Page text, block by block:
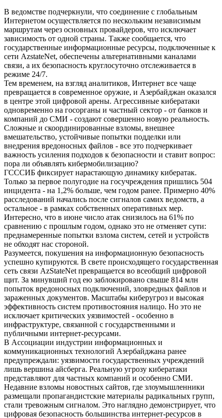
В ведомстве подчеркнули, что соединение с глобальным
Интернетом осуществляется по нескольким независимым
маршрутам через основных провайдеров, что исключает
зависимость от одной страны. Также сообщается, что
государственные информационные ресурсы, подключенные к
сети AzstateNet, обеспечены альтернативными каналами
связи, а их безопасность круглосуточно отслеживается в
режиме 24/7.
Тем временем, на взгляд аналитиков, Интернет все чаще
превращается в современное оружие, и Азербайджан оказался
в центре этой цифровой арены. Агрессивные кибератаки
одновременно на госорганы и частный сектор - от банков и
компаний до СМИ - создают совершенно новую реальность.
Сложные и скоординированные взломы, внешнее
вмешательство, устойчивые попытки подделки или
внедрения вредоносных файлов - все это подчеркивает
важность усиления подходов к безопасности и ставит вопрос:
пора ли объявлять кибермобилизацию?
ГСССИБ фиксирует нарастающую динамику кибератак.
Только за первое полугодие на госучреждения пришлись 504
инцидента - на 1,2% больше, чем годом ранее. Примерно 40%
расследований начались после сигналов самих ведомств, а
остальное - в рамках собственных оперативных мер.
Интересно, что в июне число атак снизилось на 61% по
сравнению с прошлым годом, однако это не отменяет сути:
преднамеренные попытки взлома систем, сетей и устройств
не обходят нас стороной.
Разумеется, покушения на информационную безопасность
успешно купируются. В свете происходящего государственная
сеть связи AzStateNet превращается во всеобщий цифровой
щит. За минувший год ею заблокировано свыше 814 млн
попыток вредоносных подключений, зловредных файлов и
зараженных документов. Масштабы киберугроз и высокая
эффективность систем противостояния налицо. Но это не
исключает критических уязвимостей - особенно в
инфраструктуре, связанной с государственными и
публичными интернет-ресурсами.
В Ассоциации индустрии информационных и
коммуникационных технологий Азербайджана ранее
предупреждали: уязвимости государственных учреждений
лишь вершина айсберга. Реальную угрозу кибератаки
представляют для частных компаний и особенно СМИ.
Недавние взломы новостных сайтов, где злоумышленники
размещали пропагандистские материалы радикальных групп,
стали тревожным сигналом. Это наглядно демонстрирует, что
цифровая безопасность большинства интернет-ресурсов в